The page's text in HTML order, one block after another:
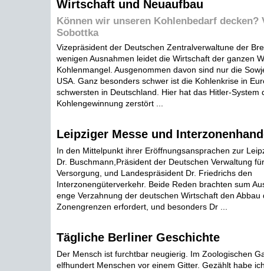
Wirtschaft und Neuaufbau
Können wir unseren Kohlenbedarf decken?
Sobottka
Vizepräsident der Deutschen Zentralverwaltune der
wenigen Ausnahmen leidet die Wirtschaft der ganzen
Kohlenmangel. Ausgenommen davon sind nur die
USA. Ganz besonders schwer ist die Kohlenkrise in
schwersten in Deutschland. Hier hat das Hitler-System
Kohlengewinnung zerstört ...
Leipziger Messe und
In den Mittelpunkt ihrer Eröffnungsansprachen zur
Dr. Buschmann,Präsident der Deutschen Verwaltung
Versorgung, und Landespräsident Dr. Friedrichs den
Interzonengüterverkehr. Beide Reden brachten sum
enge Verzahnung der deutschen Wirtschaft den Abbau
Zonengrenzen erfordert, und besonders Dr ...
Tägliche Berliner Geschichte
Der Mensch ist furchtbar neugierig. Im Zoologischen
elfhundert Menschen vor einem Gitter. Gezählt habe